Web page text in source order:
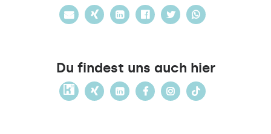
Du findest uns auch hier